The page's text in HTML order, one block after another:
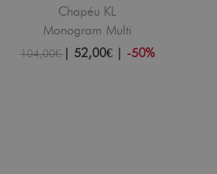
Chapéu KL
Monogram Multi
104,00€| 52,00€| -50%